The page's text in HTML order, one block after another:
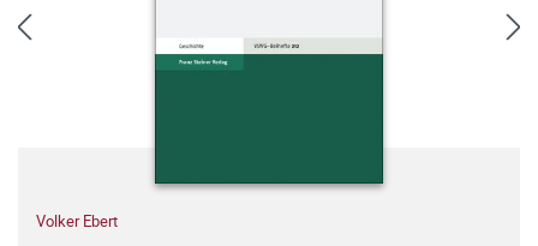
Volker Ebert